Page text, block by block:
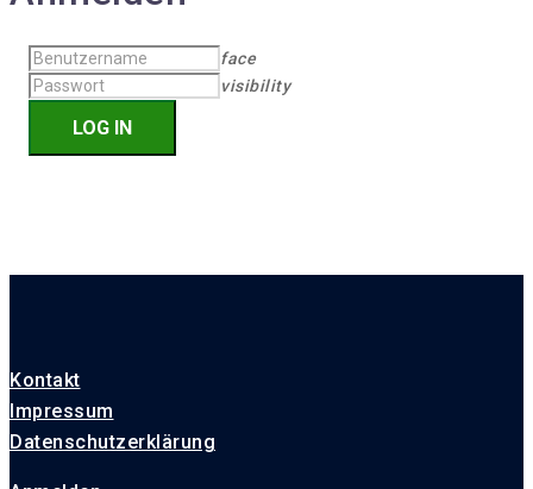
face
visibility
Kontakt
Impressum
Datenschutzerklärung